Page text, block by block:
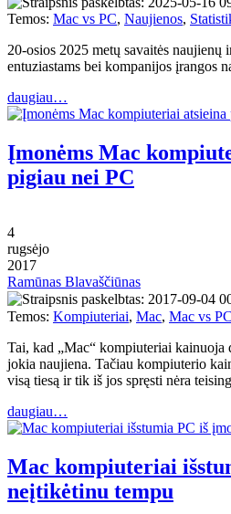
Temos: Mac vs PC, Naujienos,
20-osios 2025 metų savaitės naujienų
entuziastams bei kompanijos įrangos
daugiau…
Įmonėms Mac
pigiau nei PC
4
rugsėjo
2017
Ramūnas Blavaščiūnas
Temos: Kompiuteriai, Mac, Mac vs PC
Tai, kad „Mac“ kompiuteriai kainuoja
jokia naujiena. Tačiau kompiuterio
visą tiesą ir tik iš jos spręsti nėra
daugiau…
Mac kompiuteriai
neįtikėtinu tempu